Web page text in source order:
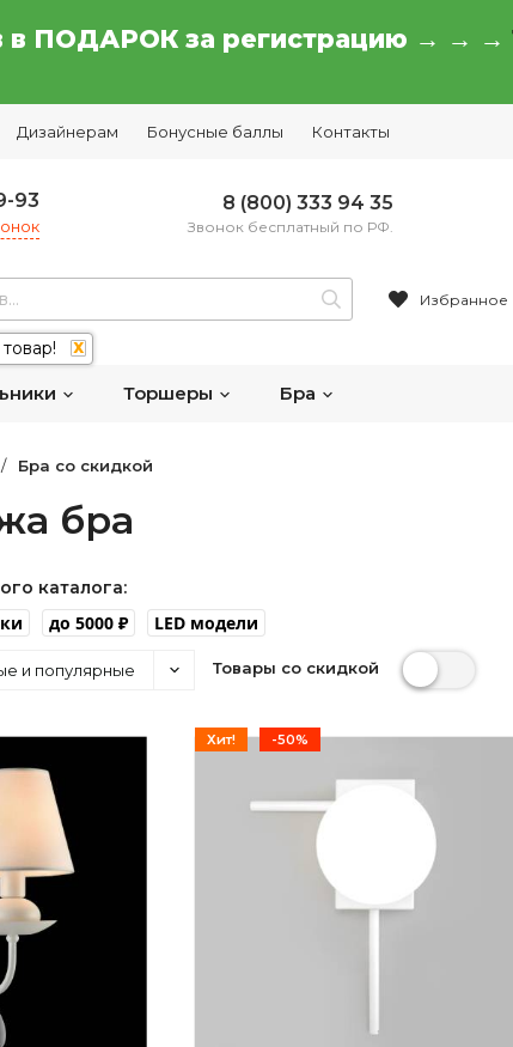
в ПОДАРОК за регистрацию → → →
Дизайнерам Бонусные баллы Контакты
93 8 (800) 333 94 35
Звонок бесплатный по РФ.
X
Избранное
Торшеры Бра
/ Бра со скидкой
бра
каталога:
до 5000 ₽ LED модели
и популярные Товары со скидкой
Хит! -50%